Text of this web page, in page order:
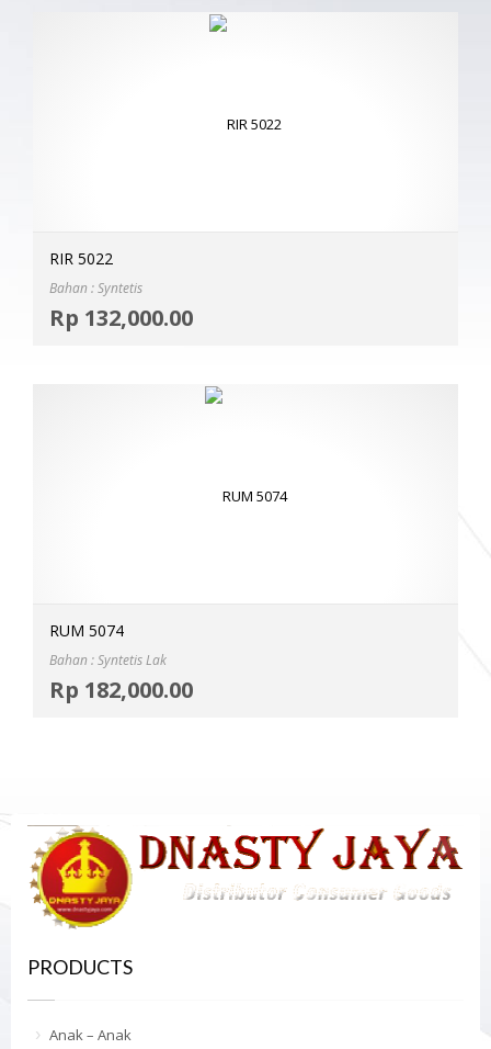
RIR 5022
Bahan : Syntetis
Rp 132,000.00
RUM 5074
Bahan : Syntetis Lak
Rp 182,000.00
PRODUCTS
Anak – Anak